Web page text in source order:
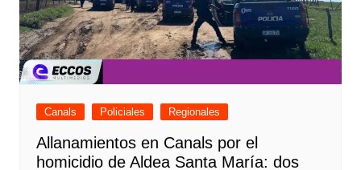
Canals Policiales Regionales
Allanamientos en Canals por el
homicidio de Aldea Santa María: dos